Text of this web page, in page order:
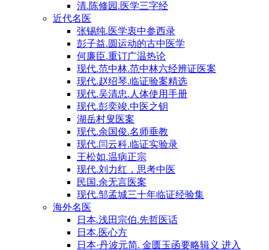
清.陈修园.医学三字经
近代名医
张锡纯.医学衷中参西录
彭子益.圆运动的古中医学
何廉臣.重订广温热论
现代.范中林.范中林六经辨证医案
现代.赵绍琴.临证验案精选
现代.吴清忠.人体使用手册
现代.彭奕竣.中医之钥
湖岳村叟医案
现代.余国俊.名师垂教
现代.闫云科.临证实验录
王松如.温病正宗
现代.刘力红，思考中医
民国.余无言医案
现代.邹孟城三十年临证经验集
海外名医
日本.浅田宗伯.先哲医话
日本.医心方
日本·丹波元简. 金匮玉函要略辑义 进入